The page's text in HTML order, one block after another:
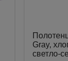
Gray,
светло-